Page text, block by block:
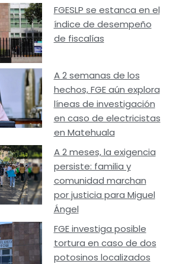
FGESLP se estanca en el
índice de desempeño
de fiscalías
A 2 semanas de los
hechos, FGE aún explora
líneas de investigación
en caso de electricistas
en Matehuala
A 2 meses, la exigencia
persiste: familia y
comunidad marchan
por justicia para Miguel
Ángel
FGE investiga posible
tortura en caso de dos
potosinos localizados